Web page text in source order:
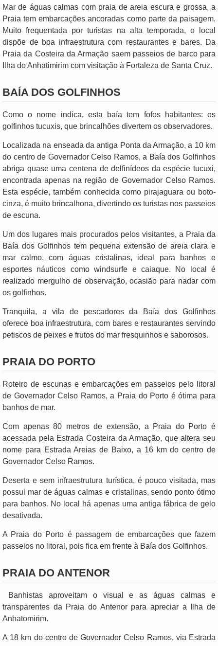
Mar de águas calmas com praia de areia escura e grossa, a
Praia tem embarcações ancoradas como parte da paisagem.
Muito frequentada por turistas na alta temporada, o local
dispõe de boa infraestrutura com restaurantes e bares. Da
Praia da Costeira da Armação saem passeios de barco para
Ilha do Anhatimirim com visitação à Fortaleza de Santa Cruz.
BAÍA DOS GOLFINHOS
Como o nome indica, esta baía tem fofos habitantes: os
golfinhos tucuxis, que brincalhões divertem os observadores.
Localizada na enseada da antiga Ponta da Armação, a 10 km
do centro de Governador Celso Ramos, a Baía dos Golfinhos
abriga quase uma centena de delfinídeos da espécie tucuxi,
encontrada apenas na região de Governador Celso Ramos.
Esta espécie, também conhecida como pirajaguara ou boto-
cinza, é muito brincalhona, divertindo os turistas nos passeios
de escuna.
Um dos lugares mais procurados pelos visitantes, a Praia da
Baía dos Golfinhos tem pequena extensão de areia clara e
mar calmo, com águas cristalinas, ideal para banhos e
esportes náuticos como windsurfe e caiaque. No local é
realizado mergulho de observação, ocasião para nadar com
os golfinhos.
Tranquila, a vila de pescadores da Baía dos Golfinhos
oferece boa infraestrutura, com bares e restaurantes servindo
petiscos de peixes e frutos do mar fresquinhos e saborosos.
PRAIA DO PORTO
Roteiro de escunas e embarcações em passeios pelo litoral
de Governador Celso Ramos, a Praia do Porto é ótima para
banhos de mar.
Com apenas 80 metros de extensão, a Praia do Porto é
acessada pela Estrada Costeira da Armação, que altera seu
nome para Estrada Areias de Baixo, a 16 km do centro de
Governador Celso Ramos.
Deserta e sem infraestrutura turística, é pouco visitada, mas
possui mar de águas calmas e cristalinas, sendo ponto ótimo
para banhos. No local há apenas uma antiga fábrica de gelo
desativada.
A Praia do Porto é passagem de embarcações que fazem
passeios no litoral, pois fica em frente à Baía dos Golfinhos.
PRAIA DO ANTENOR
Banhistas aproveitam o visual e as águas calmas e
transparentes da Praia do Antenor para apreciar a Ilha de
Anhatomirim.
A 18 km do centro de Governador Celso Ramos, via Estrada